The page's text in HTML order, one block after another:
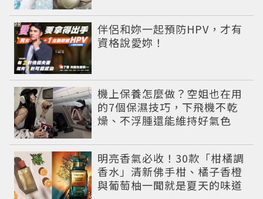
伴侶和妳一起預防HPV，才有
資格說愛妳！
PR
機上保養怎麼做？空姐也在用
的7個保濕技巧，下飛機不乾
燥、不浮腫還能維持好氣色
明亮香氣必收！30款「柑橘調
香水」清新佛手柑、橘子香橙
與葡萄柚一聞就是夏天的味道